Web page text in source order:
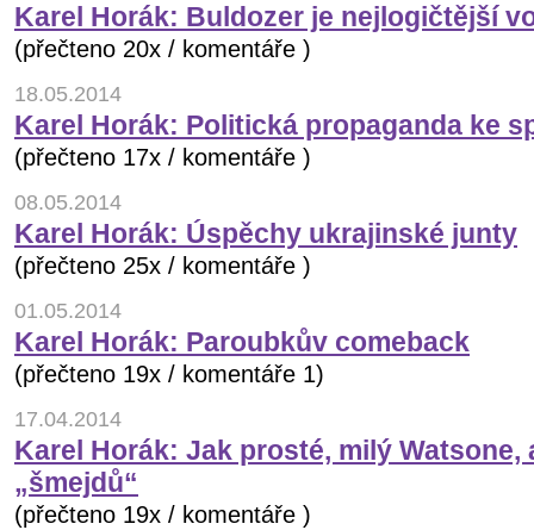
Karel Horák: Buldozer je nejlogičtější
(přečteno 20x / komentáře )
18.05.2014
Karel Horák: Politická propaganda ke
(přečteno 17x / komentáře )
08.05.2014
Karel Horák: Úspěchy ukrajinské junty
(přečteno 25x / komentáře )
01.05.2014
Karel Horák: Paroubkův comeback
(přečteno 19x / komentáře 1)
17.04.2014
Karel Horák: Jak prosté, milý Watsone,
„šmejdů“
(přečteno 19x / komentáře )